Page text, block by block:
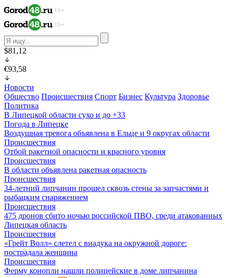
$81,12
€93,58
Новости
Общество Происшествия Спорт Бизнес Культура Здоровье
Политика
В Липецкой области сухо и до +33
Погода в Липецке
Воздушная тревога объявлена в Ельце и 9 округах области
Происшествия
Отбой ракетной опасности и красного уровня
Происшествия
В области объявлена ракетная опасность
Происшествия
34-летний липчанин прошел сквозь стены за запчастями и
рыбацким снаряжением
Происшествия
475 дронов сбито ночью российской ПВО, среди атакованных
Липецкая область
Происшествия
«Грейт Волл» слетел с виадука на окружной дороге:
пострадала женщина
Происшествия
Ферму конопли нашли полицейские в доме липчанина